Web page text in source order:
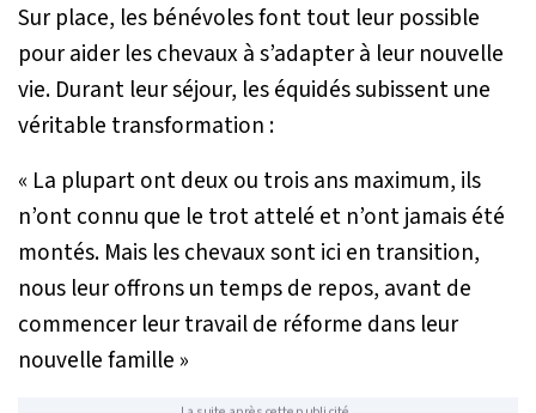
Sur place, les bénévoles font tout leur possible
pour aider les chevaux à s’adapter à leur nouvelle
vie. Durant leur séjour, les équidés subissent une
véritable transformation :
« La plupart ont deux ou trois ans maximum, ils
n’ont connu que le trot attelé et n’ont jamais été
montés. Mais les chevaux sont ici en transition,
nous leur offrons un temps de repos, avant de
commencer leur travail de réforme dans leur
nouvelle famille »